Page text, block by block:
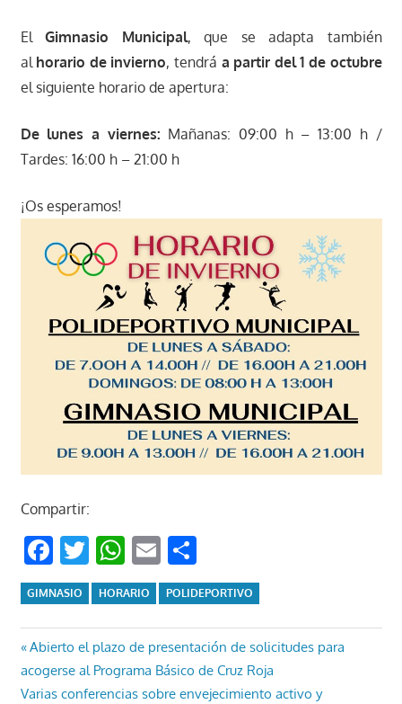
El Gimnasio Municipal, que se adapta también
al horario de invierno, tendrá a partir del 1 de octubre
el siguiente horario de apertura:
De lunes a viernes: Mañanas: 09:00 h – 13:00 h /
Tardes: 16:00 h – 21:00 h
¡Os esperamos!
Compartir:
Facebook
Twitter
WhatsApp
EmailCompartir
GIMNASIO HORARIO POLIDEPORTIVO
Navegación
de
Entrada
anterior:
Abierto el plazo de presentación de solicitudes para
acogerse al Programa Básico de Cruz Roja
Entrada
Varias conferencias sobre envejecimiento activo y